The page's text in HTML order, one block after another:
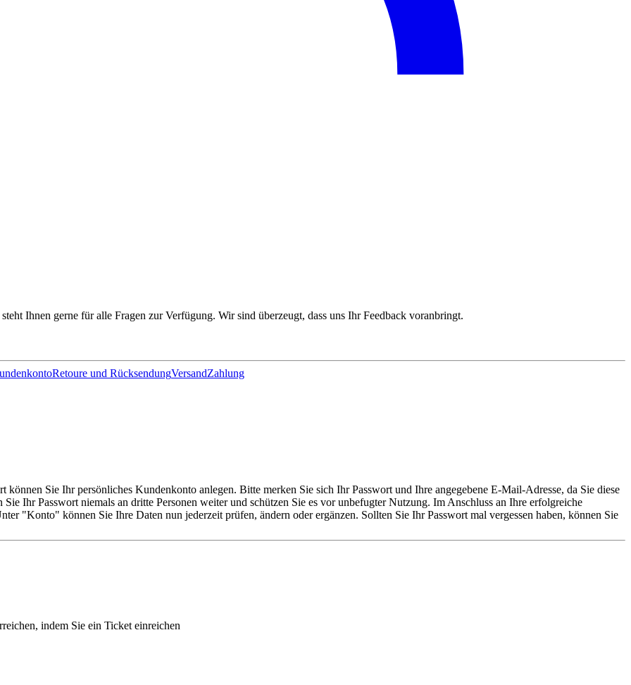
Ihnen gerne für alle Fragen zur Verfügung. Wir sind überzeugt, dass uns Ihr Feedback voranbringt.
Retoure und RücksendungVersandZahlung
Sie Ihr persönliches Kundenkonto anlegen. Bitte merken Sie sich Ihr Passwort und Ihre angegebene E-Mail-Adresse, da Sie diese
Ihr Passwort niemals an dritte Personen weiter und schützen Sie es vor unbefugter Nutzung. Im Anschluss an Ihre erfolgreiche
"Konto" können Sie Ihre Daten nun jederzeit prüfen, ändern oder ergänzen. Sollten Sie Ihr Passwort mal vergessen haben, können Sie
indem Sie ein Ticket einreichen